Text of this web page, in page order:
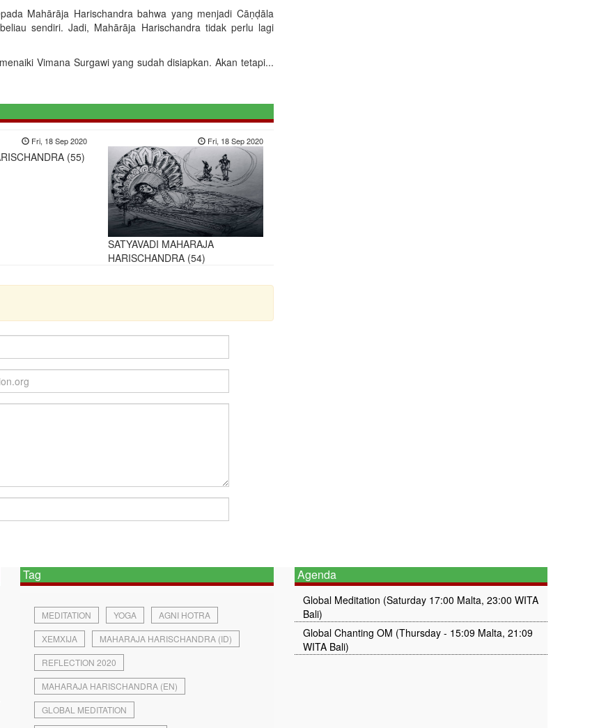
Mahārāja Harischandra bahwa yang menjadi Cāṇḍāla
sendiri. Jadi, Mahārāja Harischandra tidak perlu lagi
Vimana Surgawi yang sudah disiapkan. Akan tetapi...
Fri, 18 Sep 2020
(55)
Fri, 18 Sep 2020
SATYAVADI MAHARAJA
HARISCHANDRA (54)
Tag
MEDITATION YOGA
AGNI HOTRA
XEMXIJA
MAHARAJA HARISCHANDRA (ID)
REFLECTION 2020
MAHARAJA HARISCHANDRA (EN)
GLOBAL MEDITATION
Agenda
Global Meditation (Saturday 17:00 Malta, 23:00 WITA
Bali)
Global Chanting OM (Thursday - 15:09 Malta, 21:09
WITA Bali)